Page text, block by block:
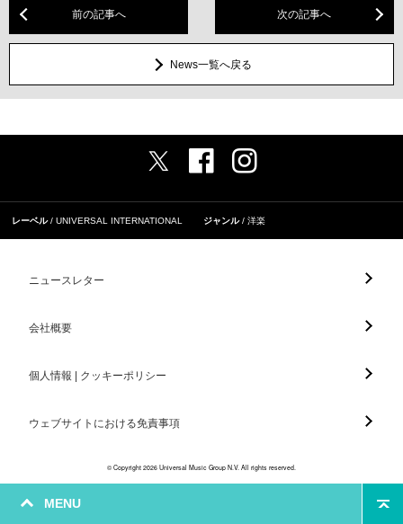
MENU
前の記事へ 次の記事へ
News一覧へ戻る
レーベル UNIVERSAL INTERNATIONAL ジャンル 洋楽
ニュースレター
会社概要
個人情報 | クッキーポリシー
ウェブサイトにおける免責事項
© Copyright 2026 Universal Music Group N.V. All rights reserved.